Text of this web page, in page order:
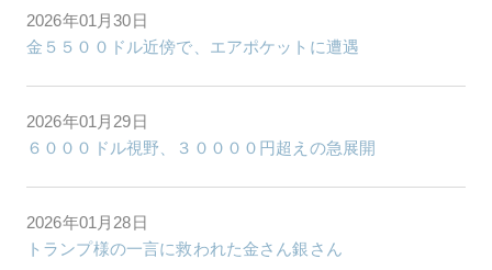
2026年01月30日
金５５００ドル近傍で、エアポケットに遭遇
2026年01月29日
６０００ドル視野、３００００円超えの急展開
2026年01月28日
トランプ様の一言に救われた金さん銀さん